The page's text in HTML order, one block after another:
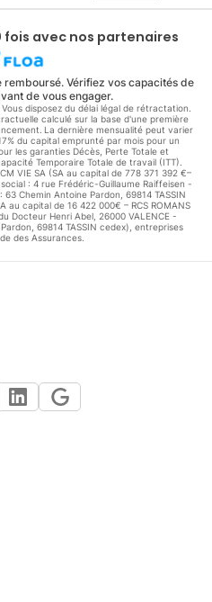
avec nos partenaires
Vérifiez vos capacités de
de vous engager.
disposez du délai légal de rétractation.
calculé sur la base d'une première
La dernière mensualité peut varier
du capital emprunté par mois pour un
les garanties Décès, Perte Totale et
Temporaire Totale de travail (ITT).
VIE SA (SA au capital de 778 371 392 €–
social : 4 rue Frédéric-Guillaume Raiffeisen -
63 Chemin Antoine Pardon, 69814 TASSIN
au capital de 16 422 000€ – RCS ROMANS
Docteur Henri Abel, 26000 VALENCE -
69814 TASSIN cedex), entreprises
des Assurances.